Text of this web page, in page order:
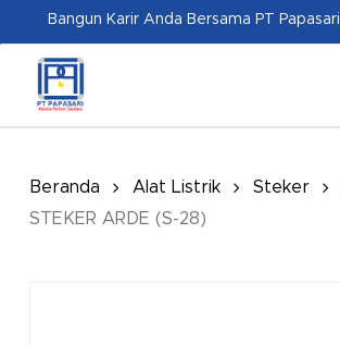
content
Bangun Karir Anda Bersama PT Papasari
Beranda Alat Listrik Steker
STEKER ARDE (S-28)